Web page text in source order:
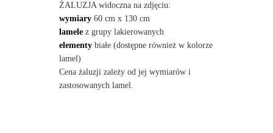
ŻALUZJA widoczna na zdjęciu:
wymiary60 cm x 130 cm
lamelez grupy lakierowanych
elementybiałe (dostępne również w kolorze
lamel)
Cena żaluzji zależy od jej wymiarów i
zastosowanych lamel.